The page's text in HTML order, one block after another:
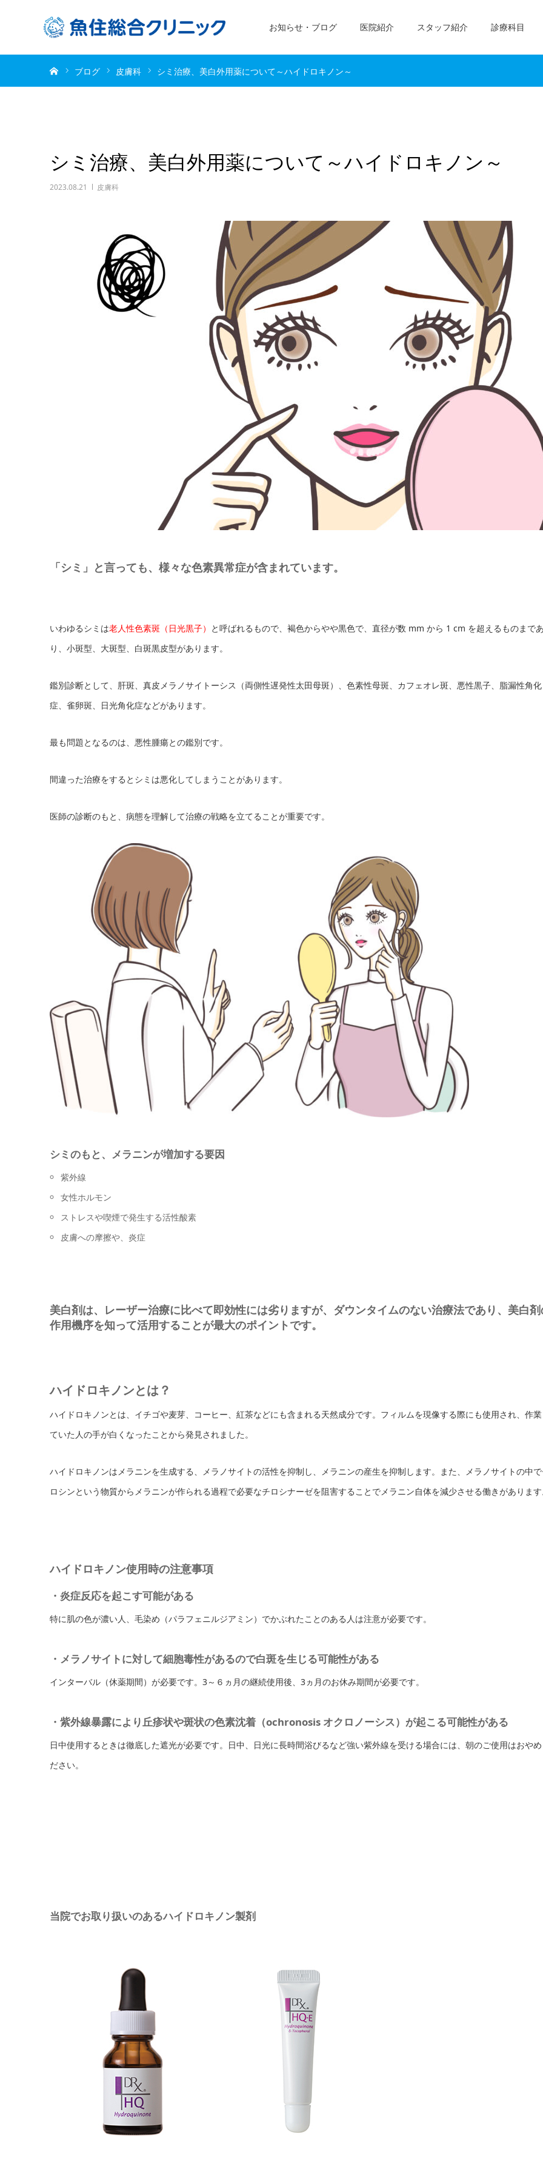
お知らせ・ブログ 医院紹介 スタッフ紹介 診療科目
ブログ 皮膚科 シミ治療、美白外用薬について～ハイドロキノン～
シミ治療、美白外用薬について～ハイドロキノン～
2023.08.21 皮膚科
「シミ」と言っても、様々な色素異常症が含まれています。
いわゆるシミは老人性色素斑（日光黒子） と呼ばれるもので、褐色からやや黒色で、直径が数 mm から 1 cm を超えるものまで
り、小斑型、大斑型、白斑黒皮型があります。
鑑別診断として、肝斑、真皮メラノサイトーシス（両側性遅発性太田母斑）、色素性母斑、カフェオレ斑、悪性黒子、脂漏性角化
症、雀卵斑、日光角化症などがあります。
最も問題となるのは、悪性腫瘍との鑑別です。
間違った治療をするとシミは悪化してしまうことがあります。
医師の診断のもと、病態を理解して治療の戦略を立てることが重要です。
シミのもと、メラニンが増加する要因
紫外線
女性ホルモン
ストレスや喫煙で発生する活性酸素
皮膚への摩擦や、炎症
美白剤は、レーザー治療に比べて即効性には劣りますが、ダウンタイムのない治療法であり、美白
作用機序を知って活用することが最大のポイントです。
ハイドロキノンとは？
ハイドロキノンとは、イチゴや麦芽、コーヒー、紅茶などにも含まれる天然成分です。フィルムを現像する際にも使用され、作
ていた人の手が白くなったことから発見されました。
ハイドロキノンはメラニンを生成する、メラノサイトの活性を抑制し、メラニンの産生を抑制します。また、メラノサイトの中
ロシンという物質からメラニンが作られる過程で必要なチロシナーゼを阻害することでメラニン自体を減少させる働きがありま
ハイドロキノン使用時の注意事項
・炎症反応を起こす可能がある
特に肌の色が濃い人、毛染め（パラフェニルジアミン）でかぶれたことのある人は注意が必要です。
・メラノサイトに対して細胞毒性があるので白斑を生じる可能性がある
インターバル（休薬期間）が必要です。 3～６ヵ月の継続使用後、3ヵ月のお休み期間が必要です。
・紫外線暴露により丘疹状や斑状の色素沈着（ochronosis オクロノーシス）が起こる可能性がある
日中使用するときは徹底した遮光が必要です。 日中、日光に長時間浴びるなど強い紫外線を受ける場合には、朝のご使用はおや
ださい。
当院でお取り扱いのあるハイドロキノン製剤